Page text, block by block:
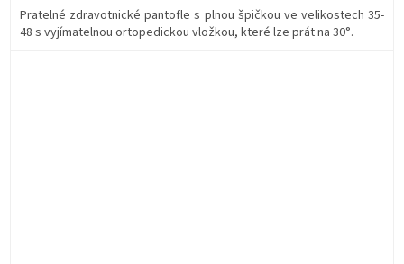
Pratelné zdravotnické pantofle s plnou špičkou ve velikostech 35-
48 s vyjímatelnou ortopedickou vložkou, které lze prát na 30°.